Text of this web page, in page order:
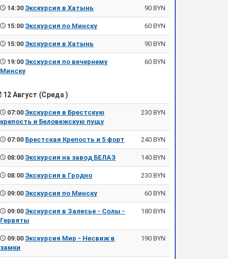
14:30Экскурсия в Хатынь 90 BYN
15:00Экскурсия по Минску 60 BYN
15:00Экскурсия в Хатынь 90 BYN
19:00Экскурсия по вечернему
Минску
60 BYN
12 Август (Среда )
07:00Экскурсия в Брестскую
крепость и Беловежскую пущу
230 BYN
07:00 Брестская Крепость и 5 форт 240 BYN
08:00Экскурсия на завод БЕЛАЗ 140 BYN
08:00Экскурсия в Гродно 230 BYN
09:00Экскурсия по Минску 60 BYN
09:00Экскурсия в Залесье - Солы -
Гервяты
180 BYN
09:00Экскурсия Мир - Несвиж в
замки
190 BYN